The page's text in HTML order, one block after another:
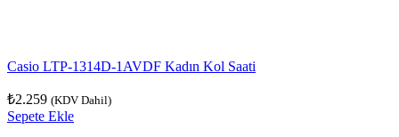
Casio LTP-1314D-1AVDF Kadın Kol Saati
₺2.259 (KDV Dahil)
Sepete Ekle